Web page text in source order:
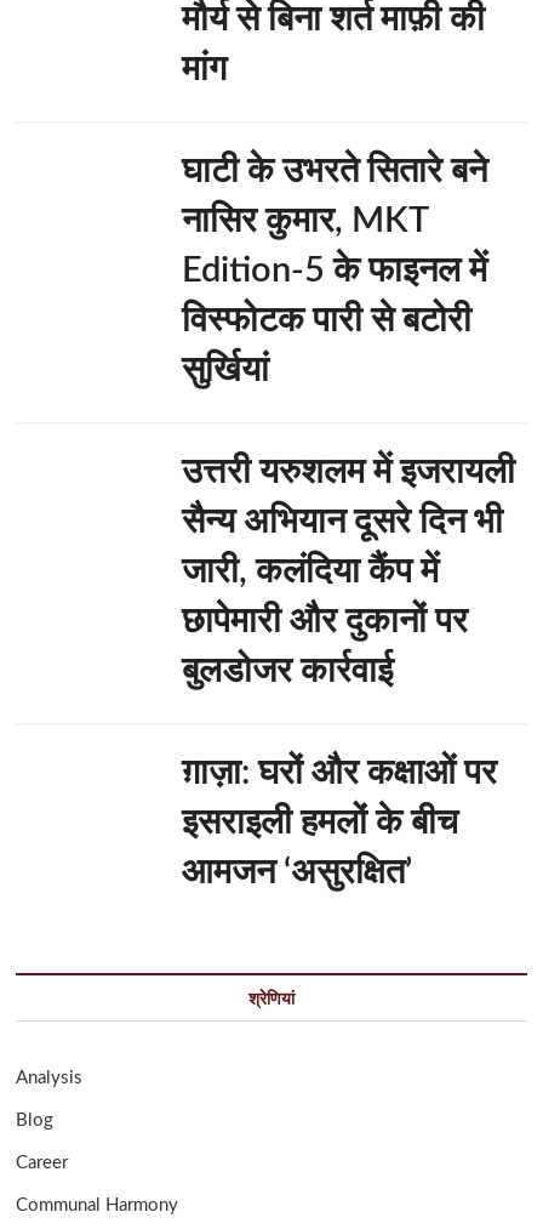
मौर्य से बिना शर्त माफ़ी की
मांग
घाटी के उभरते सितारे बने
नासिर कुमार, MKT
Edition-5 के फाइनल में
विस्फोटक पारी से बटोरी
सुर्खियां
उत्तरी यरुशलम में इजरायली
सैन्य अभियान दूसरे दिन भी
जारी, कलंदिया कैंप में
छापेमारी और दुकानों पर
बुलडोजर कार्रवाई
ग़ाज़ा: घरों और कक्षाओं पर
इसराइली हमलों के बीच
आमजन ‘असुरक्षित’
श्रेणियां
Analysis
Blog
Career
Communal Harmony